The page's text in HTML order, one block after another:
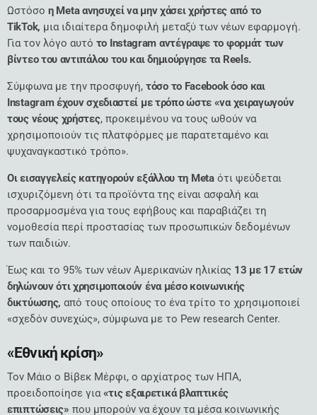
Ωστόσο η Meta ανησυχεί να μην χάσει χρήστες από το
TikTok, μια ιδιαίτερα δημοφιλή μεταξύ των νέων εφαρμογή.
Για τον λόγο αυτό το Instagram αντέγραψε το φορμάτ των
βίντεο του αντιπάλου του και δημιούργησε τα Reels.
Σύμφωνα με την προσφυγή, τόσο το Facebook όσο και
Instagram έχουν σχεδιαστεί με τρόπο ώστε «να χειραγωγούν
τους νέους χρήστες, προκειμένου να τους ωθούν να
χρησιμοποιούν τις πλατφόρμες με παρατεταμένο και
ψυχαναγκαστικό τρόπο».
Οι εισαγγελείς κατηγορούν εξάλλου τη Metaότι ψεύδεται
ισχυριζόμενη ότι τα προϊόντα της είναι ασφαλή και
προσαρμοσμένα για τους εφήβους και παραβιάζει τη
νομοθεσία περί προστασίας των προσωπικών δεδομένων
των παιδιών.
Έως και το 95% των νέων Αμερικανών ηλικίας 13 με 17 ετών
δηλώνουν ότι χρησιμοποιούν ένα μέσο κοινωνικής
δικτύωσης, από τους οποίους το ένα τρίτο το χρησιμοποιεί
«σχεδόν συνεχώς», σύμφωνα με το Pew research Center.
«Εθνική κρίση»
Τον Μάιο ο Βίβεκ Μέρφι, ο αρχίατρος των ΗΠΑ,
προειδοποίησε για«τις εξαιρετικά βλαπτικές
επιπτώσεις» που μπορούν να έχουν τα μέσα κοινωνικής